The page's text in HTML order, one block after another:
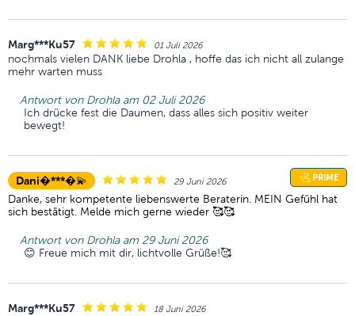
Marg***Ku57 01 Juli 2026
nochmals vielen DANK liebe Drohla , hoffe das ich nicht all zulange
mehr warten muss
Antwort von Drohla am 02 Juli 2026
Ich drücke fest die Daumen, dass alles sich positiv weiter
bewegt!
Dani�***�💫 29 Juni 2026 PRIME
Danke, sehr kompetente liebenswerte Beraterin. MEIN Gefühl hat
sich bestätigt. Melde mich gerne wieder 🥰🥰
Antwort von Drohla am 29 Juni 2026
😊 Freue mich mit dir, lichtvolle Grüße!🥰
Marg***Ku57 18 Juni 2026